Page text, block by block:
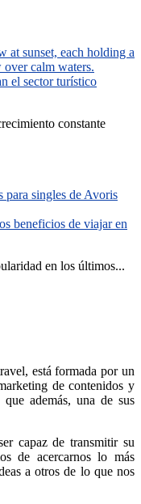
el sector turístico
constante
beneficios de viajar en
en los últimos...
está formada por un
de contenidos y
además, una de sus
capaz de transmitir su
de acercarnos lo más
a otros de lo que nos